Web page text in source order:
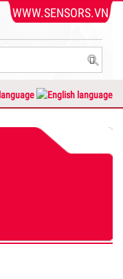
WWW.SENSORS.VN